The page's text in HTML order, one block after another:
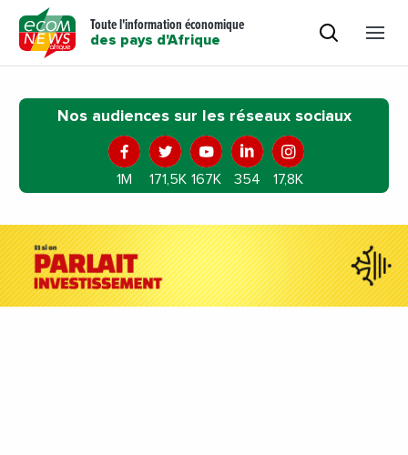
Toute l'information économique
des pays d'Afrique
Nos audiences sur les réseaux sociaux
1M 171,5K 167K 354 17,8K